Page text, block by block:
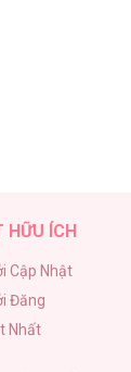
HỮU ÍCH
Cập Nhật
Đăng
Nhất